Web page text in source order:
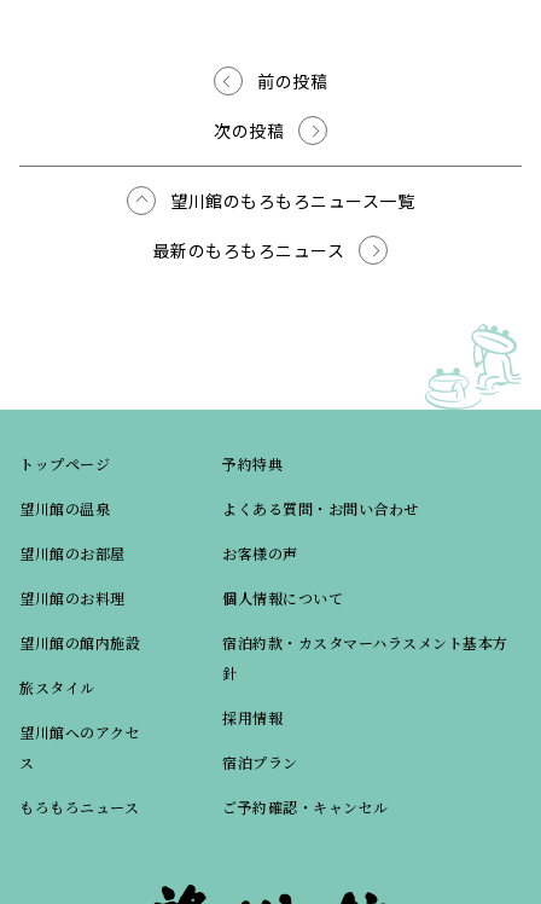
前の投稿
次の投稿
望川館のもろもろニュース一覧
最新のもろもろニュース
トップページ
望川館の温泉
望川館のお部屋
望川館のお料理
望川館の館内施設
旅スタイル
望川館へのアクセ
ス
もろもろニュース
予約特典
よくある質問・お問い合わせ
お客様の声
個人情報について
宿泊約款・カスタマーハラスメント基本方
針
採用情報
宿泊プラン
ご予約確認・キャンセル